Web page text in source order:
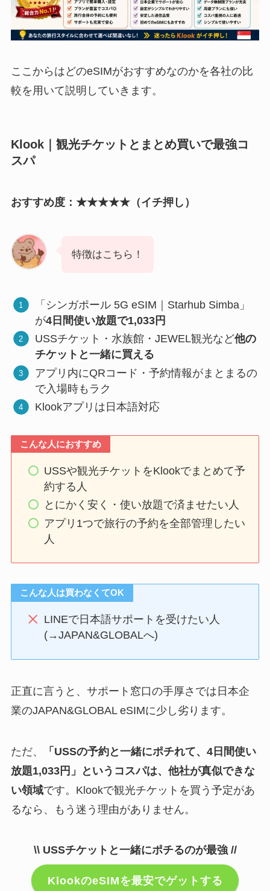
ここからはどのeSIMがおすすめなのかを各社の比
較を用いて説明していきます。
Klook｜観光チケットとまとめ買いで最強コ
スパ
おすすめ度：★★★★★（イチ押し）
特徴はこちら！
「シンガポール 5G eSIM｜Starhub Simba」
が4日間使い放題で1,033円
USSチケット・水族館・JEWEL観光など他の
チケットと一緒に買える
アプリ内にQRコード・予約情報がまとまるの
で入場時もラク
Klookアプリは日本語対応
こんな人におすすめ
USSや観光チケットをKlookでまとめて予
約する人
とにかく安く・使い放題で済ませたい人
アプリ1つで旅行の予約を全部管理したい
人
こんな人は買わなくてOK
LINEで日本語サポートを受けたい人
(→JAPAN&GLOBALへ)
正直に言うと、サポート窓口の手厚さでは日本企
業のJAPAN&GLOBAL eSIMに少し劣ります。
ただ、
「USSの予約と一緒にポチれて、4日間使い
放題1,033円」というコスパは、他社が真似できな
い領域です。Klookで観光チケットを買う予定があ
るなら、もう迷う理由がありません。
\\ USSチケットと一緒にポチるのが最強 //
KlookのeSIMを最安でゲットする